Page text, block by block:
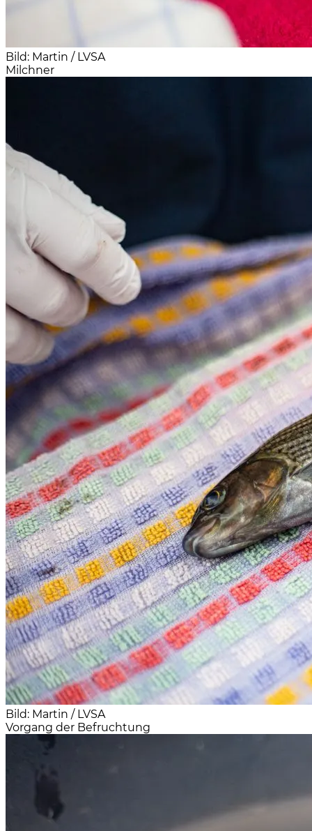
Bild: Martin / LVSA
Milchner
Bild: Martin / LVSA
Vorgang der Befruchtung